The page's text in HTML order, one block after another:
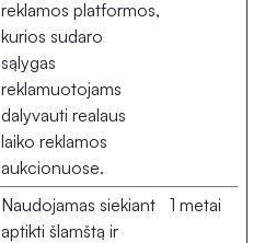
reklamos platformos,
kurios sudaro
sąlygas
reklamuotojams
dalyvauti realaus
laiko reklamos
aukcionuose.
Naudojamas siekiant
aptikti šlamštą ir
1 metai